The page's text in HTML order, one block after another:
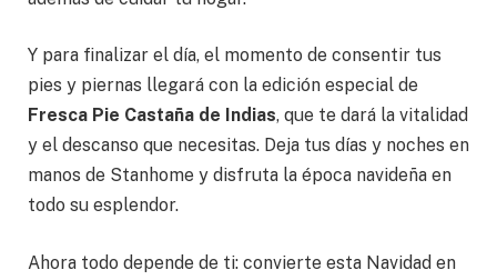
Y para finalizar el día, el momento de consentir tus
pies y piernas llegará con la edición especial de
Fresca Pie Castaña de Indias, que te dará la vitalidad
y el descanso que necesitas. Deja tus días y noches en
manos de Stanhome y disfruta la época navideña en
todo su esplendor.
Ahora todo depende de ti: convierte esta Navidad en